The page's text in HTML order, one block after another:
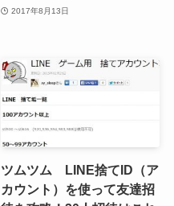
2017年8月13日
ツムツム LINE捨てID（ア
カウント）を使って友達招